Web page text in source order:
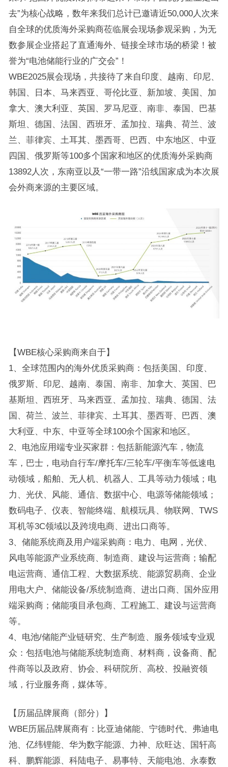
去”为核心战略，数年来我们总计已邀请近50,000人次来
自全球的优质海外采购商莅临展会现场参观采购，为无
数参展企业搭起了直通海外、链接全球市场的桥梁！被
誉为“电池储能行业的广交会”！
WBE2025展会现场，共接待了来自印度、越南、印尼、
韩国、日本、马来西亚、哥伦比亚、新加坡、美国、加
拿大、澳大利亚、英国、罗马尼亚、南非、泰国、巴基
斯坦、德国、法国、西班牙、孟加拉、瑞典、荷兰、波
兰、菲律宾、土耳其、墨西哥、巴西、中东地区、中亚
四国、俄罗斯等100多个国家和地区的优质海外采购商
13892人次，东南亚以及“一带一路”沿线国家成为本次展
会外商来源的主要区域。
【WBE核心采购商来自于】
1、全球范围内的海外优质采购商：包括美国、印度、
俄罗斯、印尼、越南、泰国、南非、加拿大、英国、巴
基斯坦、西班牙、马来西亚、孟加拉、瑞典、德国、法
国、荷兰、波兰、菲律宾、土耳其、墨西哥、巴西、澳
大利亚、中东、中亚等全球100余个国家和地区。
2、电池应用端专业买家群：包括新能源汽车，物流
车，巴士，电动自行车/摩托车/三轮车/平衡车等低速电
动领域，船舶、无人机、机器人、工具等动力领域；电
力、光伏、风能、通信、数据中心、电源等储能领域；
数码电子、仪表、智能终端、航模玩具、物联网、TWS
耳机等3C领域以及跨境电商、进出口商等。
3、储能系统商及用户端采购商：电力、电网，光伏、
风电等能源产业系统商、制造商、建设与运营商；输配
电运营商、通信工程、大数据系统、能源贸易商、企业
用电大户、储能设备/系统制造商、进出口商、国外应用
端采购商；储能项目承包商、工程施工、建设与运营商
等。
4、电池/储能产业链研究、生产制造、服务领域专业观
众：包括电池与储能系统制造商、材料商，设备商、配
件商等以及政府、协会、科研院所、高校、投融资领
域，行业服务商，媒体等。
【历届品牌展商（部分）】
WBE历届品牌展商有：比亚迪储能、宁德时代、弗迪电
池、亿纬锂能、华为数字能源、力神、欣旺达、国轩高
科、鹏辉能源、科陆电子、易事特、天能电池、永泰数